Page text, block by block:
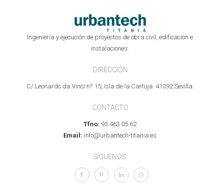
Ingeniería y ejecución de proyectos de obra civil, edificación e
instalaciones.
DIRECCIÓN
C/ Leonardo da Vinci nº 15, Isla de la Cartuja. 41092 Sevilla.
CONTACTO
Tfno: 95 463 05 62
Email: info@urbantech-titania.es
SÍGUENOS: